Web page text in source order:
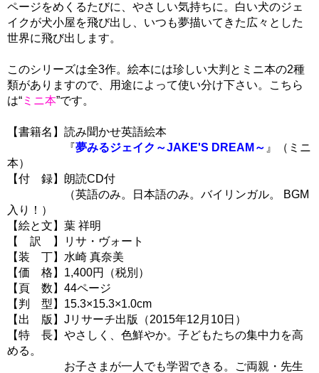
ページをめくるたびに、やさしい気持ちに。白い犬のジェ
イクが犬小屋を飛び出し、いつも夢描いてきた広々とした
世界に飛び出します。
このシリーズは全3作。絵本には珍しい大判とミニ本の2種
類がありますので、用途によって使い分け下さい。こちら
は“ ミニ本”です。
【書籍名】読み聞かせ英語絵本
『夢みるジェイク～JAKE'S DREAM～ 』（ミニ
本）
【付 録】朗読CD付
（英語のみ。日本語のみ。バイリンガル。 BGM
入り！）
【絵と文】葉 祥明
【 訳 】リサ・ヴォート
【装 丁】水崎 真奈美
【価 格】1,400円（税別）
【頁 数】44ページ
【判 型】15.3×15.3×1.0cm
【出 版】Jリサーチ出版（2015年12月10日）
【特 長】やさしく、色鮮やか。子どもたちの集中力を高
める。
お子さまが一人でも学習できる。ご両親・先生